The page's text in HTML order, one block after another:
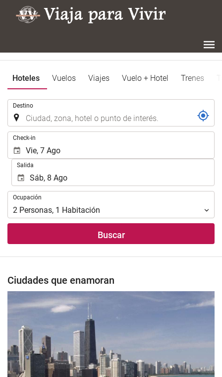
Hoteles Vuelos Viajes Vuelo + Hotel Trenes
Destino
Check-in
Salida
Ocupación
Ocupación
2 Personas, 1 Habitación
Buscar
Ciudades que enamoran